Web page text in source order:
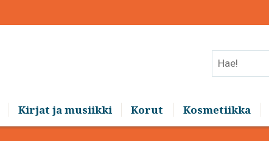
Kirjat ja musiikki Korut Kosmetiikka